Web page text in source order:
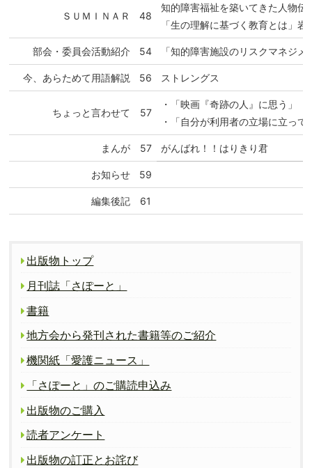
ＳＵＭＩＮＡＲ 48
知的障害福祉を築いてきた人物伝
「生の理解に基づく教育とは」岩
部会・委員会活動紹介 54 「知的障害施設のリスクマネジ
今、あらためて用語解説 56 ストレングス
ちょっと言わせて 57
・「映画『奇跡の人』に思う」
・「自分が利用者の立場に立って
まんが 57 がんばれ！！はりきり君
お知らせ 59
編集後記 61
出版物トップ
月刊誌「さぽーと」
書籍
地方会から発刊された書籍等のご紹介
機関紙「愛護ニュース」
「さぽーと」のご購読申込み
出版物のご購入
読者アンケート
出版物の訂正とお詫び